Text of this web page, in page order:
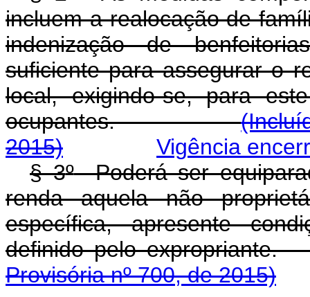
incluem a realocação de
indenização de
suficiente para assegurar o
local, exigindo-se, para
ocupantes.
2015)
Vigência
§ 3ºPoderá ser
renda aquela não
específica, apresente
definido pelo
Provisória nº 700, de 2015)